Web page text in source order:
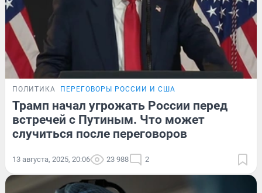
ПОЛИТИКА ПЕРЕГОВОРЫ РОССИИ И США
Трамп начал угрожать России перед
встречей с Путиным. Что может
случиться после переговоров
13 августа, 2025, 20:06 23 988 2